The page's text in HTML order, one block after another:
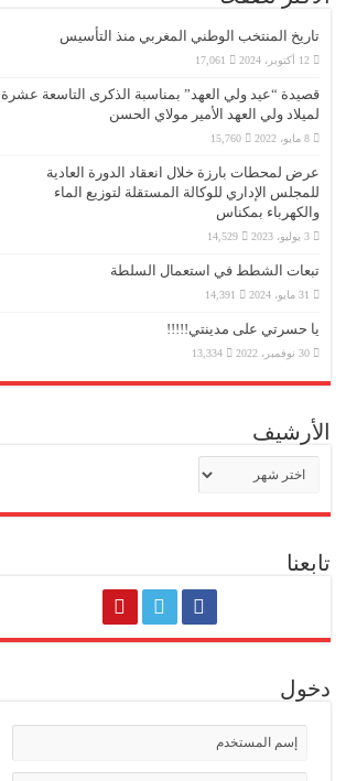
تاريخ المنتخب الوطني المغربي منذ التأسيس
12 أكتوبر، 2024 17,061
قصيدة “عيد ولي العهد” بمناسبة الذكرى التاسعة عشرة
لميلاد ولي العهد الأمير مولاي الحسن
8 مايو، 2022 15,760
عرض لمحطات بارزة خلال انعقاد الدورة العادية
للمجلس الإداري للوكالة المستقلة لتوزيع الماء
والكهرباء بمكناس
3 يوليو، 2023 14,529
تبعات الشطط في استعمال السلطة
31 مايو، 2024 14,391
يا حسرتي على مدينتي!!!!!
30 نوفمبر، 2022 13,334
الأرشيف
تابعنا
دخول